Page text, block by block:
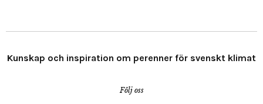
Kunskap och inspiration om perenner för svenskt klimat
Följ oss